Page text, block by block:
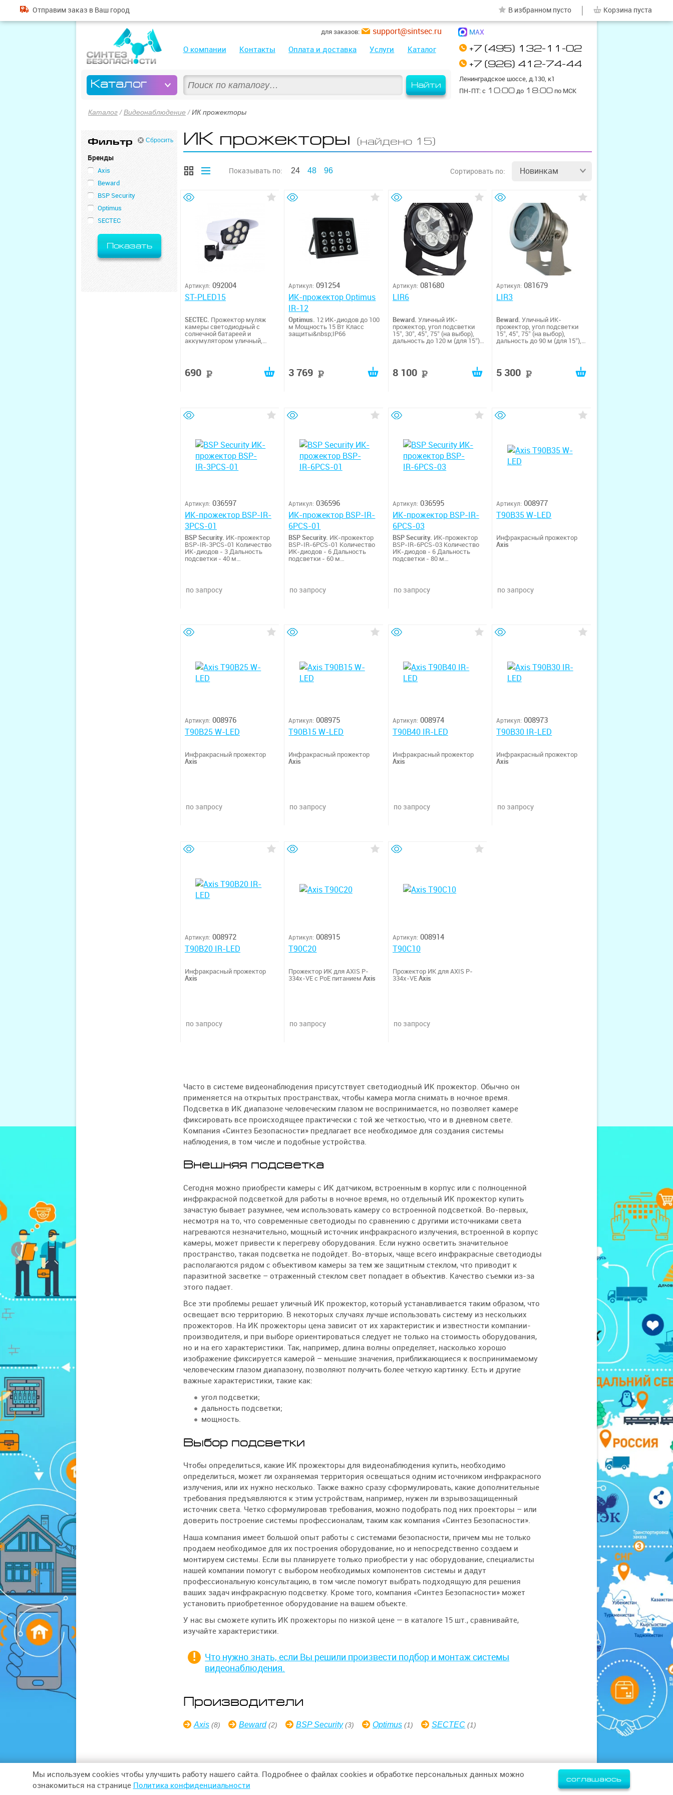
Найти
О компании Контакты Оплата и доставка Услуги Каталог
Каталог
+7 (495) 132-11-02
+7 (926) 412-74-44
Ленинградское шоссе, д.130, к1
ПН-ПТ: с 10:00 до 18:00 по МСК
для заказов: support@sintsec.ru MAX
Отправим заказ в Ваш город В избранном пусто Корзина пуста
Каталог /Видеонаблюдение /ИК прожекторы
ИК прожекторы (найдено 15)
Фильтр Сбросить
Бренды
Axis
Beward
BSP Security
Optimus
SECTEC
Показать
Показывать по: 24 48 96 Сортировать по: Новинкам
Артикул: 092004
ST-PLED15
SECTEC. Прожектор муляж
камеры светодиодный c
солнечной батареей и
аккумулятором уличный,
светодиодов, Габариты Ш/В/Г:
192/88/77; Вес: 400г
690
Артикул: 091254
ИК-прожектор Optimus
IR-12
Optimus. 12 ИК-диодов до 100
м Мощность 15 Вт Класс
защиты&nbsp;IP66
3 769
Артикул: 081680
LIR6
Beward. Уличный ИК-
прожектор, угол подсветки
15°, 30°, 45°, 75° (на выбор),
дальность до 120 м (для 15°),
подсветки
8 100
Артикул: 081679
LIR3
Beward. Уличный ИК-
прожектор, угол подсветки
15°, 45°, 75° (на выбор),
дальность до 90 м (для 15°),
подсветки
5 300
Артикул: 036597
ИК-прожектор BSP-IR-
3PCS-01
BSP Security. ИК-прожектор
BSP-IR-3PCS-01 Количество
ИК-диодов - 3 Дальность
подсветки - 40 м
день/ночь
по запросу
Артикул: 036596
ИК-прожектор BSP-IR-
6PCS-01
BSP Security. ИК-прожектор
BSP-IR-6PCS-01 Количество
ИК-диодов - 6 Дальность
подсветки - 60 м
день/ночь
по запросу
Артикул: 036595
ИК-прожектор BSP-IR-
6PCS-03
BSP Security. ИК-прожектор
BSP-IR-6PCS-03 Количество
ИК-диодов - 6 Дальность
подсветки - 80 м
день/ночь
по запросу
Артикул: 008977
T90B35 W-LED
Инфракрасный прожектор
Axis
по запросу
Артикул: 008976
T90B25 W-LED
Инфракрасный прожектор
Axis
по запросу
Артикул: 008975
T90B15 W-LED
Инфракрасный прожектор
Axis
по запросу
Артикул: 008974
T90B40 IR-LED
Инфракрасный прожектор
Axis
по запросу
Артикул: 008973
T90B30 IR-LED
Инфракрасный прожектор
Axis
по запросу
Артикул: 008972
T90B20 IR-LED
Инфракрасный прожектор
Axis
по запросу
Артикул: 008915
T90C20
Прожектор ИК для AXIS P-
334x-VE с PoE питаниемAxis
по запросу
Артикул: 008914
T90C10
Прожектор ИК для AXIS P-
334x-VEAxis
по запросу
Часто в системе видеонаблюдения присутствует светодиодный ИК прожектор. Обычно он
применяется на открытых пространствах, чтобы камера могла снимать в ночное время.
Подсветка в ИК диапазоне человеческим глазом не воспринимается, но позволяет камере
фиксировать все происходящее практически с той же четкостью, что и в дневном свете.
Компания «Синтез Безопасности» предлагает все необходимое для создания системы
наблюдения, в том числе и подобные устройства.
Внешняя подсветка
Сегодня можно приобрести камеры с ИК датчиком, встроенным в корпус или с полноценной
инфракрасной подсветкой для работы в ночное время, но отдельный ИК прожектор купить
зачастую бывает разумнее, чем использовать камеру со встроенной подсветкой. Во-первых,
несмотря на то, что современные светодиоды по сравнению с другими источниками света
нагреваются незначительно, мощный источник инфракрасного излучения, встроенной в корпус
камеры, может привести к перегреву оборудования. Если нужно осветить значительное
пространство, такая подсветка не подойдет. Во-вторых, чаще всего инфракрасные светодиоды
располагаются рядом с объективом камеры за тем же защитным стеклом, что приводит к
паразитной засветке – отраженный стеклом свет попадает в объектив. Качество съемки из-за
этого падает.
Все эти проблемы решает уличный ИК прожектор, который устанавливается таким образом, что
освещает всю территорию. В некоторых случаях лучше использовать систему из нескольких
прожекторов. На ИК прожекторы цена зависит от их характеристик и известности компании-
производителя, и при выборе ориентироваться следует не только на стоимость оборудования,
но и на его характеристики. Так, например, длина волны определяет, насколько хорошо
изображение фиксируется камерой – меньшие значения, приближающиеся к воспринимаемому
человеческим глазом диапазону, позволяют получить более четкую картинку. Есть и другие
важные характеристики, такие как:
угол подсветки;
дальность подсветки;
мощность.
Выбор подсветки
Чтобы определиться, какие ИК прожекторы для видеонаблюдения купить, необходимо
определиться, может ли охраняемая территория освещаться одним источником инфракрасного
излучения, или их нужно несколько. Также важно сразу сформулировать, какие дополнительные
требования предъявляются к этим устройствам, например, нужен ли взрывозащищенный
источник света. Четко сформулировав требования, можно подобрать под них проекторы – или
доверить построение системы профессионалам, таким как компания «Синтез Безопасности».
Наша компания имеет большой опыт работы с системами безопасности, причем мы не только
продаем необходимое для их построения оборудование, но и непосредственно создаем и
монтируем системы. Если вы планируете только приобрести у нас оборудование, специалисты
нашей компании помогут с выбором необходимых компонентов системы и дадут
профессиональную консультацию, в том числе помогут выбрать подходящую для решения
ваших задач инфракрасную подсветку. Кроме того, компания «Синтез Безопасности» может
установить приобретенное оборудование на вашем объекте.
У нас вы сможете купить ИК прожекторы по низкой цене — в каталоге 15 шт., сравнивайте,
изучайте характеристики.
Что нужно знать, если Вы решили произвести подбор и монтаж системы
видеонаблюдения.
Производители
Axis (8) Beward (2) BSP Security (3) Optimus (1) SECTEC (1)
© 2026,ООО «СИНТЕЗ БЕЗОПАСНОСТИ» Политика конфиденциальности
Мы используем cookies чтобы улучшить работу нашего сайта. Подробнее о файлах cookies и обработке персональных данных можно
ознакомиться на странице Политика конфиденциальности
соглашаюсь